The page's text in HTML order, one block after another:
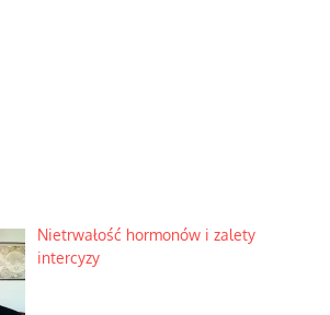
Nietrwałość hormonów i zalety
intercyzy